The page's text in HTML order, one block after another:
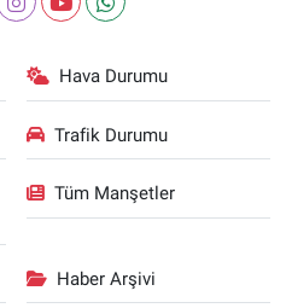
Hava Durumu
Trafik Durumu
Tüm Manşetler
Haber Arşivi